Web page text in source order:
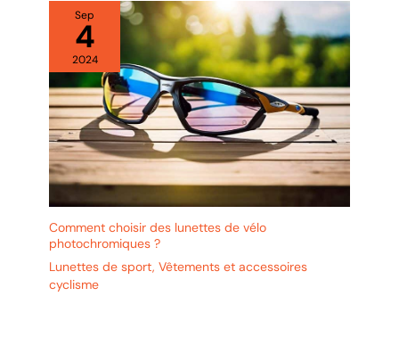
Sep
4
2024
Comment choisir des lunettes de vélo
photochromiques ?
Lunettes de sport, Vêtements et accessoires
cyclisme